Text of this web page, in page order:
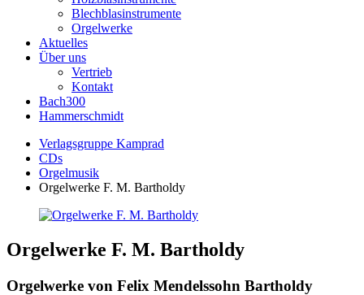
Blechblasinstrumente
Orgelwerke
Aktuelles
Über uns
Vertrieb
Kontakt
Bach300
Hammerschmidt
Verlagsgruppe Kamprad
CDs
Orgelmusik
Orgelwerke F. M. Bartholdy
Orgelwerke F. M. Bartholdy
Orgelwerke von Felix Mendelssohn Bartholdy